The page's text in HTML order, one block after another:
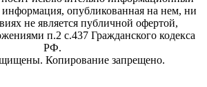
информация, опубликованная на нем, ни
не является публичной офертой,
п.2 с.437 Гражданского кодекса
РФ.
Копирование запрещено.